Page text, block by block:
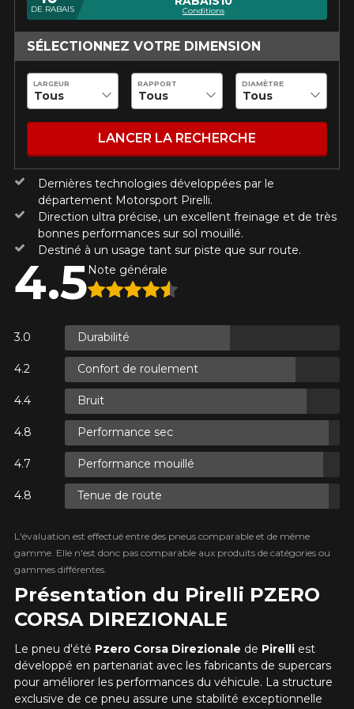
PROMOTIONS EN COURS
CODE PROMORABAIS10
POUR UN TEMPS LIMITÉ SUR
PLUS D'INFO
CODE PROMO
POUR UN TEMPS LIMITÉ SUR
PLUS D'INFO
véhicule pour une compatibilité
garantie*.
LIVRAISON RAPIDE
Votre ensemble de pneus et jantes vous
sera livré rapidement.
PROMOTIONS EN COURS
CODE PROMORABAIS10
PRODUITS SÉLECTIONNÉS.
PLUS D'INFO
RABAIS10
MINIMUM DE 500$ AVANT TAXES.
Calculateur de décalage de jantes
L'entretien de vos pneus
INFORMATIONS
Qui sommes-nous ?
Procédures d'achat
Méthodes de paiement
Protection contre les hasards routiers
Politique de retour
Foire aux questions
Dernières technologies développées par le
département Motorsport Pirelli.
Direction ultra précise, un excellent freinage et de très
bonnes performances sur sol mouillé.
Destiné à un usage tant sur piste que sur route.
Présentation du Pirelli PZERO
CORSA DIREZIONALE
Le pneu d'été Pzero Corsa Direzionale de Pirelliest
développé en partenariat avec les fabricants de supercars
pour améliorer les performances du véhicule. La structure
exclusive de ce pneu assure une stabilité exceptionnelle
DE RABAIS Conditions
SÉLECTIONNEZ VOTRE DIMENSION
LARGEUR RAPPORT DIAMÈTRE
LANCER LA RECHERCHE
4.5Note générale
Durabilité
Confort de roulement
Bruit
Performance sec
Performance mouillé
Tenue de route
L'évaluation est effectué entre des pneus comparable et de même
gamme. Elle n'est donc pas comparable aux produits de catégories ou
gammes différentes.
Courriel
Votre véhicule
Marque
Modèle
KM parcourus
Style de conduite
VOICI LES DIMENSIONS POUR VOTRE VÉHICULE
Que magasinez-vous?
Malheureusement, aucun résultat ne
convenant parfaitement à votre